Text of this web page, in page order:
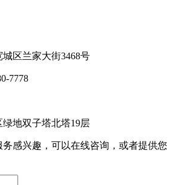
区兰家大街3468号
7778
地双子塔北塔19层
感兴趣，可以在线咨询，或者提供您